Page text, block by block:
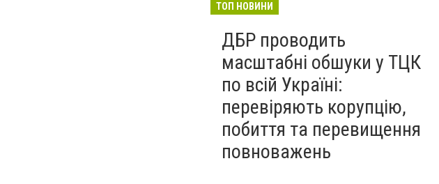
навчання зі зміцнення
доброчесності й
ефективного урядування
29 липня
ТОП НОВИНИ
ДБР проводить
масштабні обшуки у ТЦК
по всій Україні:
перевіряють корупцію,
побиття та перевищення
повноважень